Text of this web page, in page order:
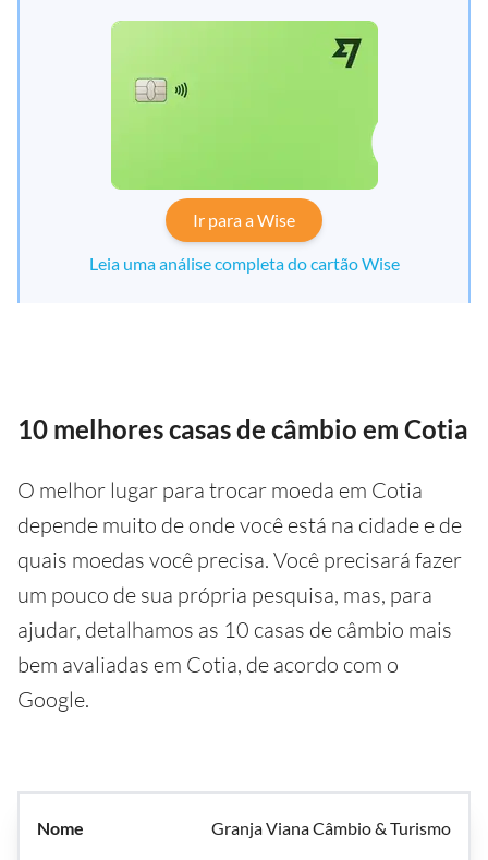
Ir para a Wise
Leia uma análise completa do cartão Wise
10 melhores casas de câmbio em Cotia
O melhor lugar para trocar moeda em Cotia
depende muito de onde você está na cidade e de
quais moedas você precisa. Você precisará fazer
um pouco de sua própria pesquisa, mas, para
ajudar, detalhamos as 10 casas de câmbio mais
bem avaliadas em Cotia, de acordo com o
Google.
Granja Viana Câmbio & Turismo